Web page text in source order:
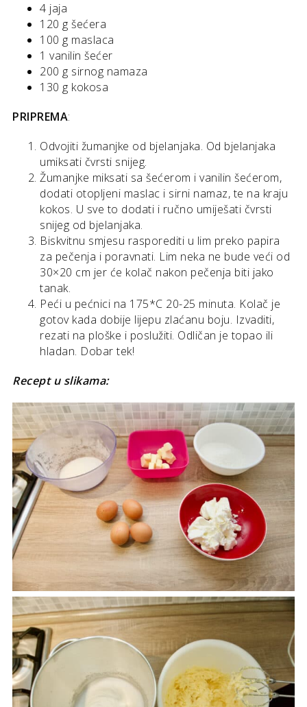
4 jaja
120 g šećera
100 g maslaca
1 vanilin šećer
200 g sirnog namaza
130 g kokosa
PRIPREMA:
Odvojiti žumanjke od bjelanjaka. Od bjelanjaka
umiksati čvrsti snijeg.
Žumanjke miksati sa šećerom i vanilin šećerom,
dodati otopljeni maslac i sirni namaz, te na kraju
kokos. U sve to dodati i ručno umiješati čvrsti
snijeg od bjelanjaka.
Biskvitnu smjesu rasporediti u lim preko papira
za pečenja i poravnati. Lim neka ne bude veći od
30×20 cm jer će kolač nakon pečenja biti jako
tanak.
Peći u pećnici na 175*C 20-25 minuta. Kolač je
gotov kada dobije lijepu zlaćanu boju. Izvaditi,
rezati na ploške i poslužiti. Odličan je topao ili
hladan. Dobar tek!
Recept u slikama: